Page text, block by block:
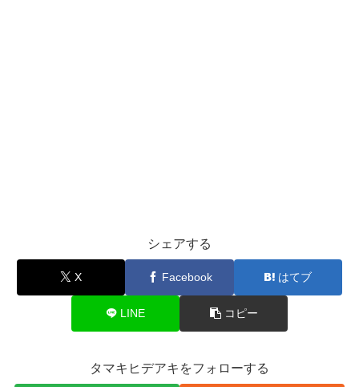
シェアする
X Facebook はてブ
LINE コピー
タマキヒデアキをフォローする